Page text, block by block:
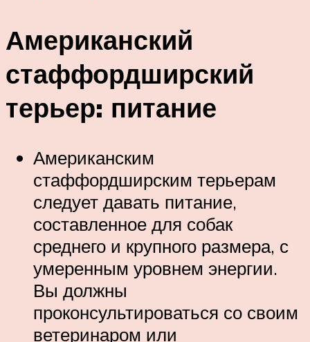
Американский
стаффордширский
терьер: питание
Американским
стаффордширским терьерам
следует давать питание,
составленное для собак
среднего и крупного размера, с
умеренным уровнем энергии.
Вы должны
проконсультироваться со своим
ветеринаром или